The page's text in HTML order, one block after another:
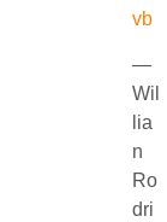
vb
—
Wil
lia
n
Ro
dri